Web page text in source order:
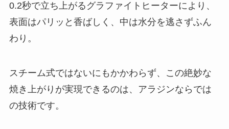
0.2秒で立ち上がるグラファイトヒーターにより、
表面はパリッと香ばしく、中は水分を逃さずふん
わり。
スチーム式ではないにもかかわらず、この絶妙な
焼き上がりが実現できるのは、アラジンならでは
の技術です。